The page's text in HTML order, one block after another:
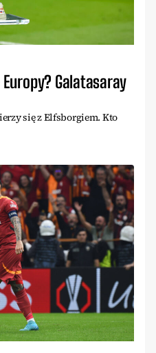
Galatasaray
się z Elfsborgiem. Kto